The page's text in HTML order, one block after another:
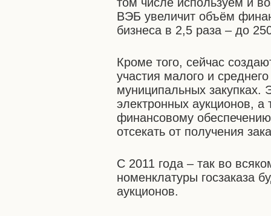
ВЭБ увеличит объём
бизнеса в 2,5 раза – до
Кроме того, сейчас
участия малого и
муниципальных закупках.
электронных аукционов,
финансовому
отсекать от получения
С 2011 года – так во
номенклатуры госзаказа
аукционов.